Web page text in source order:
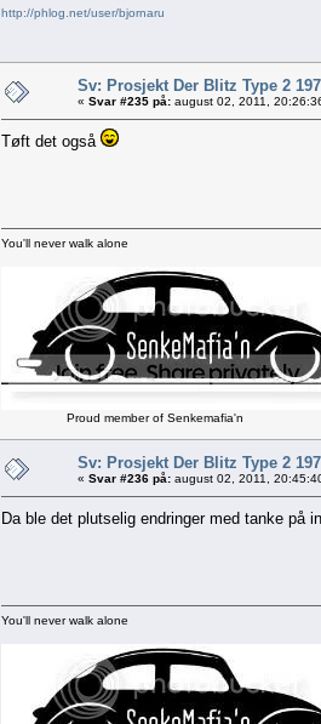
http://phlog.net/user/bjornaru
Sv: Prosjekt Der Blitz Type 2
« Svar #235 på: august 02, 2011,
Tøft det også
You'll never walk alone
Proud member of Senkemafia'n
Sv: Prosjekt Der Blitz Type 2
« Svar #236 på: august 02, 2011,
Da ble det plutselig endringer med tanke på
You'll never walk alone